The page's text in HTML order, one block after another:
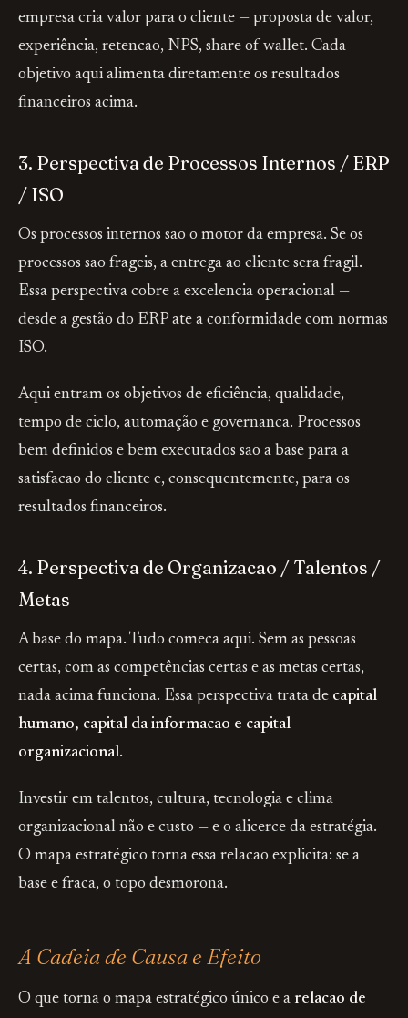
empresa cria valor para o cliente — proposta de valor,
experiência, retencao, NPS, share of wallet. Cada
objetivo aqui alimenta diretamente os resultados
financeiros acima.
3. Perspectiva de Processos Internos / ERP
/ ISO
Os processos internos sao o motor da empresa. Se os
processos sao frageis, a entrega ao cliente sera fragil.
Essa perspectiva cobre a excelencia operacional —
desde a gestão do ERP ate a conformidade com normas
ISO.
Aqui entram os objetivos de eficiência, qualidade,
tempo de ciclo, automação e governanca. Processos
bem definidos e bem executados sao a base para a
satisfacao do cliente e, consequentemente, para os
resultados financeiros.
4. Perspectiva de Organizacao / Talentos /
Metas
A base do mapa. Tudo comeca aqui. Sem as pessoas
certas, com as competências certas e as metas certas,
nada acima funciona. Essa perspectiva trata de capital
humano, capital da informacao e capital
organizacional.
Investir em talentos, cultura, tecnologia e clima
organizacional não e custo — e o alicerce da estratégia.
O mapa estratégico torna essa relacao explicita: se a
base e fraca, o topo desmorona.
A Cadeia de Causa e Efeito
O que torna o mapa estratégico único e a relacao de